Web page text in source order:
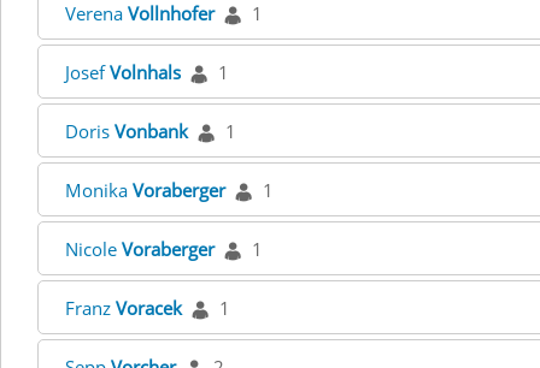
Verena Vollnhofer 1
JosefVolnhals 1
Doris Vonbank 1
Monika Voraberger 1
Nicole Voraberger 1
Franz Voracek 1